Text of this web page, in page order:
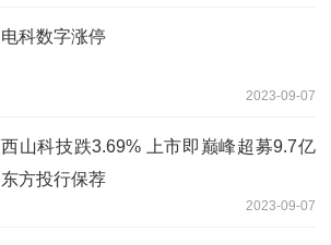
电科数字涨停
2023-09-07
西山科技跌3.69% 上市即巅峰超募9.7亿
东方投行保荐
2023-09-07